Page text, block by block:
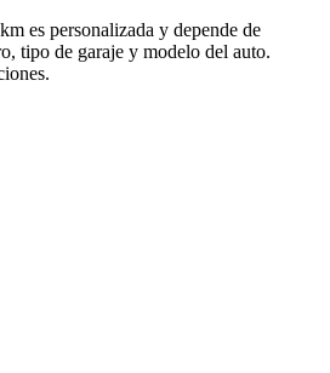
es personalizada y depende de
tipo de garaje y modelo del auto.